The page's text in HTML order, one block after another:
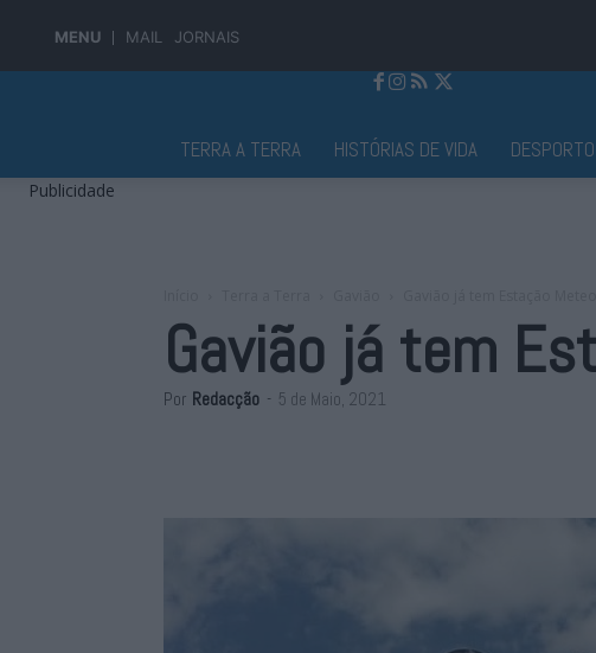
MENU MAIL JORNAIS
TERRA A TERRA HISTÓRIAS DE VIDA DESPORTO
Publicidade
Gavião já tem
Por Redacção - 5 de Maio, 2021